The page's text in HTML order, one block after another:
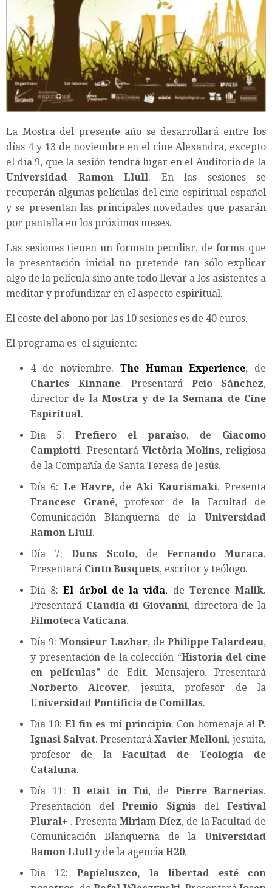
La Mostra del presente año se desarrollará entre los
días 4 y 13 de noviembre en el cine Alexandra, excepto
el día 9, que la sesión tendrá lugar en el Auditorio de la
Universidad Ramon Llull. En las sesiones se
recuperán algunas películas del cine espiritual español
y se presentan las principales novedades que pasarán
por pantalla en los próximos meses.
Las sesiones tienen un formato peculiar, de forma que
la presentación inicial no pretende tan sólo explicar
algo de la película sino ante todo llevar a los asistentes a
meditar y profundizar en el aspecto espiritual.
El coste del abono por las 10 sesiones es de 40 euros.
El programa es el siguiente:
4 de noviembre. The Human Experience, de
Charles Kinnane. Presentará Peio Sánchez,
director de la Mostra y de la Semana de Cine
Espiritual.
Día 5: Prefiero el paraíso, de Giacomo
Campiotti. Presentará Victòria Molins, religiosa
de la Compañía de Santa Teresa de Jesús.
Día 6: Le Havre, de Aki Kaurismaki. Presenta
Francesc Grané, profesor de la Facultad de
Comunicación Blanquerna de la Universidad
Ramon Llull.
Día 7:Duns Scoto, de Fernando Muraca.
Presentará Cinto Busquets, escritor y teólogo.
Día 8:El árbol de la vida, de Terence Malik.
Presentará Claudia di Giovanni, directora de la
Filmoteca Vaticana.
Día 9:Monsieur Lazhar, de Philippe Falardeau,
y presentación de la colección “Historia del cine
en películas” de Edit. Mensajero. Presentará
Norberto Alcover, jesuita, profesor de la
Universidad Pontificia de Comillas.
Día 10:El fin es mi principio. Con homenaje alP.
Ignasi Salvat. Presentará Xavier Melloni, jesuita,
profesor de la Facultad de Teología de
Cataluña.
Día 11: Il etait in Foi, de Pierre Barnerias.
Presentación delPremio Signis delFestival
Plural+ . Presenta Miriam Díez, de la Facultad de
Comunicación Blanquerna de la Universidad
Ramon Llull y de la agencia H20.
Día 12: Papieluszco, la libertad esté con